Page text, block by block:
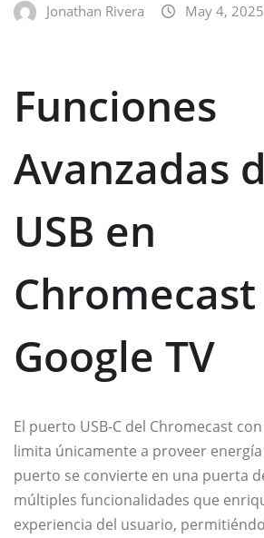
Jonathan Rivera May 4, 2025
Funciones
Avanzadas
USB en
Google TV
El puerto USB-C del Chromecast
limita únicamente a proveer
puerto se convierte en una puerta
múltiples funcionalidades que
experiencia del usuario,